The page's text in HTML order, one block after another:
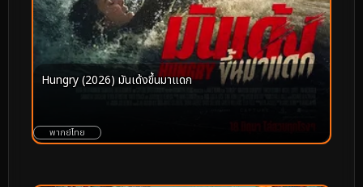
Hungry (2026) มันเด้งขึ้นมาแดก
พากย์ไทย